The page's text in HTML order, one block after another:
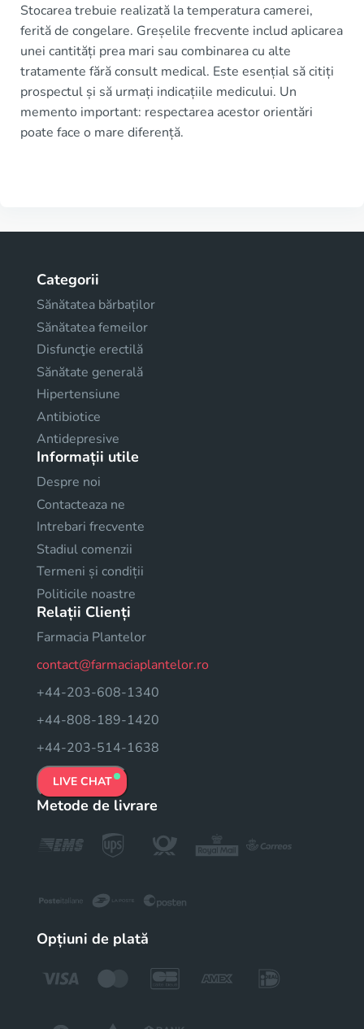
Stocarea trebuie realizată la temperatura camerei,
ferită de congelare. Greșelile frecvente includ aplicarea
unei cantități prea mari sau combinarea cu alte
tratamente fără consult medical. Este esențial să citiți
prospectul și să urmați indicațiile medicului. Un
memento important: respectarea acestor orientări
poate face o mare diferență.
Categorii
Sănătatea bărbaților
Sănătatea femeilor
Disfuncţie erectilă
Sănătate generală
Hipertensiune
Antibiotice
Antidepresive
Informații utile
Despre noi
Contacteaza ne
Intrebari frecvente
Stadiul comenzii
Termeni și condiții
Politicile noastre
Relații Clienți
Farmacia Plantelor
contact@farmaciaplantelor.ro
+44-203-608-1340
+44-808-189-1420
+44-203-514-1638
LIVE CHAT
Metode de livrare
Opțiuni de plată